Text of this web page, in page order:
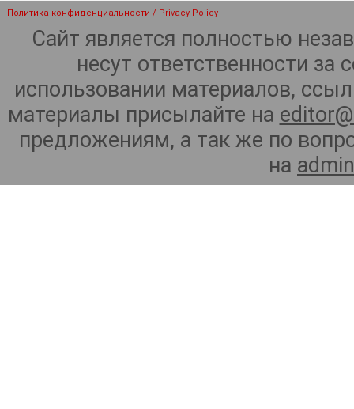
Политика конфиденциальности / Privacy Policy
Сайт является полностью
несут ответственности
использовании материалов,
материалы присылайте на
предложениям, а так же по
на